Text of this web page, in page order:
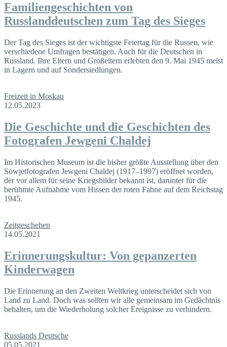
Familiengeschichten von
Russlanddeutschen zum Tag des Sieges
Der Tag des Sieges ist der wichtigste Feiertag für die Russen, wie
verschiedene Umfragen bestätigen. Auch für die Deutschen in
Russland. Ihre Eltern und Großeltern erlebten den 9. Mai 1945 meist
in Lagern und auf Sondersiedlungen.
Freizeit in Moskau
12.05.2023
Die Geschichte und die Geschichten des
Fotografen Jewgeni Chaldej
Im Historischen Museum ist die bisher größte Ausstellung über den
Sowjetfotografen Jewgeni Chaldej (1917–1997) eröffnet worden,
der vor allem für seine Kriegsbilder bekannt ist, darunter für die
berühmte Aufnahme vom Hissen der roten Fahne auf dem Reichstag
1945.
Zeitgeschehen
14.05.2021
Erinnerungskultur: Von gepanzerten
Kinderwagen
Die Erinnerung an den Zweiten Weltkrieg unterscheidet sich von
Land zu Land. Doch was sollten wir alle gemeinsam im Gedächtnis
behalten, um die Wiederholung solcher Ereignisse zu verhindern.
Russlands Deutsche
05.05.2021